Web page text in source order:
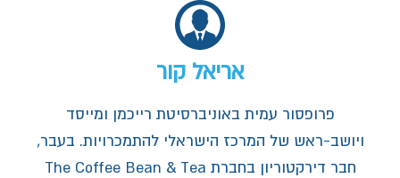
אריאל קור
פרופסור עמית באוניברסיטת רייכמן ומייסד
ויושב-ראש של המרכז הישראלי להתמכרויות. בעבר,
חבר דירקטוריון בחברת The Coffee Bean & Tea